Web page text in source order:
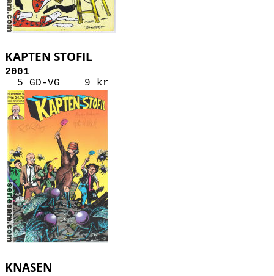
KAPTEN STOFIL
2001
5 GD-VG 9 kr
KNASEN